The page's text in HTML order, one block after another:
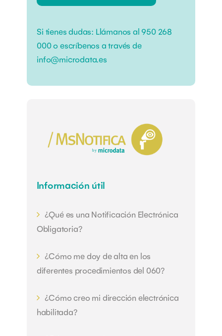
Si tienes dudas: Llámanos al 950 268
000o escríbenos a través de
info@microdata.es
Información útil
¿Qué es una Notificación Electrónica
Obligatoria?
¿Cómo me doy de alta en los
diferentes procedimientos del 060?
¿Cómo creo mi dirección electrónica
habilitada?